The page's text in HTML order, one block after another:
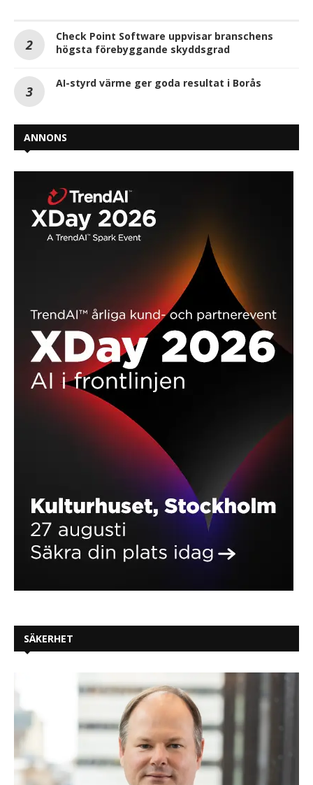
Check Point Software uppvisar branschens
högsta förebyggande skyddsgrad
AI-styrd värme ger goda resultat i Borås
ANNONS
SÄKERHET